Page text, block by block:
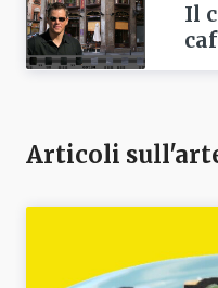
Il
Articoli